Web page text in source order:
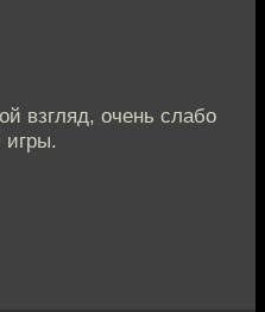
взгляд, очень слабо
игры.